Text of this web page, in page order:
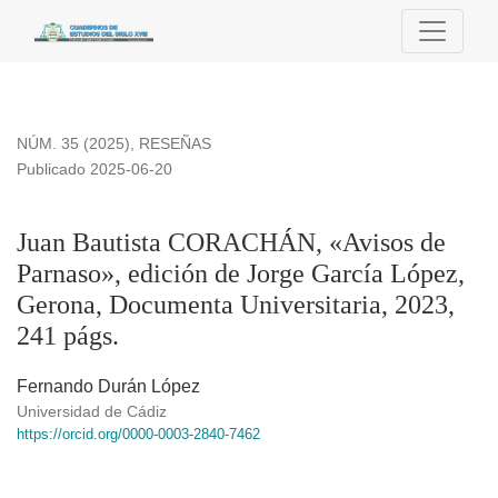
Juan Bautista CORACHÁN, «Avisos de Parnaso», edición
NÚM. 35 (2025), RESEÑAS
Juan Bautista CORACHÁN, «Avisos de
Parnaso», edición de Jorge García López,
Gerona, Documenta Universitaria, 2023,
241 págs.
Publicado 2025-06-20
Fernando Durán López
Universidad de Cádiz
https://orcid.org/0000-0003-2840-7462